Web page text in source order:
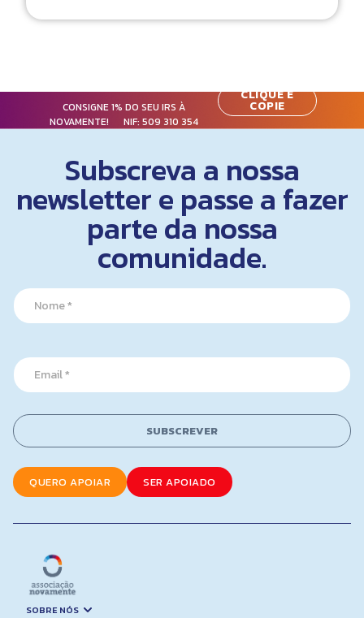
CONSIGNE 1% DO SEU IRS À
NOVAMENTE! NIF:509 310 354
CLIQUE E
COPIE
Subscreva a nossa
newsletter e passe a fazer
parte da nossa
comunidade.
*
*
N
a
m
*
E
m
a
l
*
SUBSCREVER
QUERO APOIAR SER APOIADO
SOBRE NÓS